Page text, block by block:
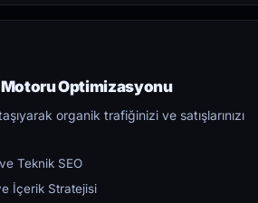
Optimizasyonu
organik trafiğinizi ve satışlarınızı
Teknik SEO
İçerik Stratejisi